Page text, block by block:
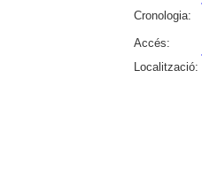
Cronologia:
Accés:
Localització: